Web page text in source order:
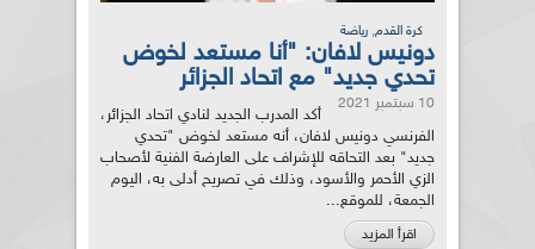
كرة القدم, رياضة
دونيس لافان: "أنا مستعد لخوض
تحدي جديد" مع اتحاد الجزائر
10 سبتمبر 2021
أكد المدرب الجديد لنادي اتحاد الجزائر،
الفرنسي دونيس لافان، أنه مستعد لخوض "تحدي
جديد" بعد التحاقه للإشراف على العارضة الفنية لأصحاب
الزي الأحمر والأسود، وذلك في تصريح أدلى به، اليوم
الجمعة، للموقع...
اقرأ المزيد